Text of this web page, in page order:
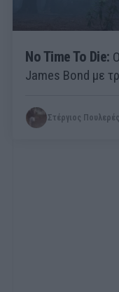
No Time To Die:
James Bond με
Στέργιος Πουλερές